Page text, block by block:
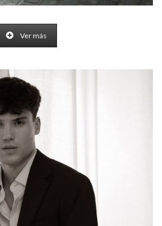
Ver más